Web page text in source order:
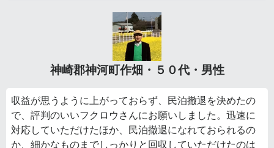
神崎郡神河町作畑・５０代・男性
収益が思うように上がっておらず、民泊撤退を決めたの
で、評判のいいフクロウさんにお願いしました。迅速に
対応していただけたほか、民泊撤退になれておられるの
か、細かなものまでしっかりと回収していただけたのは